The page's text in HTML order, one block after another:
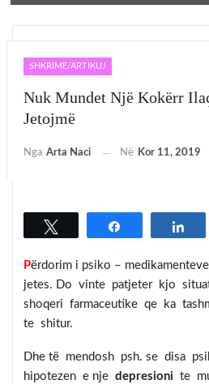
SHKRIME/ARTIKUJ
Nuk Mundet Një Kokërr
Jetojmë
Nga Arta Naci Në Kor 11, 2019
Përdorim i psiko –
jetes. Do vinte patjeter kjo
shoqeri farmaceutike qe ka
te shitur.
Dhe të mendosh psh. se disa
hipotezen e nje depresioni te